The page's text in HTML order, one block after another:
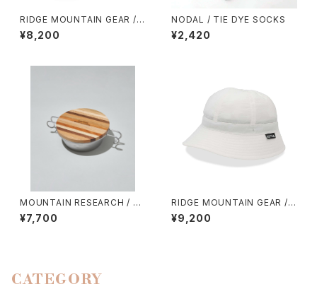
RIDGE MOUNTAIN GEAR / B
ASIC CAP（NT）
¥8,200
NODAL / TIE DYE SOCKS
¥2,420
MOUNTAIN RESEARCH / M
ULTI-COLOR LID（SOLO）
¥7,700
RIDGE MOUNTAIN GEAR / E
NOUGH HAT（2026）
¥9,200
CATEGORY